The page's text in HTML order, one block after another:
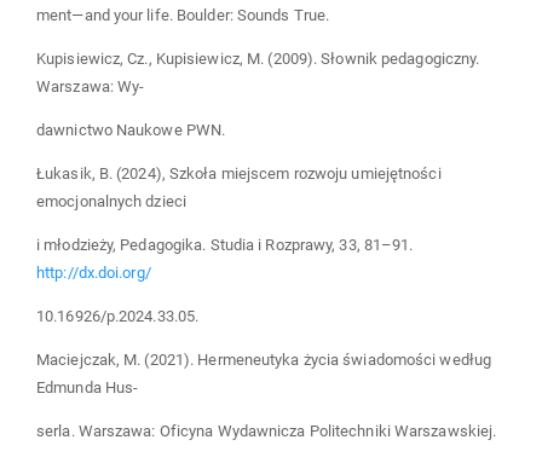
ment—and your life. Boulder: Sounds True.
Kupisiewicz, Cz., Kupisiewicz, M. (2009). Słownik pedagogiczny.
Warszawa: Wy-
dawnictwo Naukowe PWN.
Łukasik, B. (2024), Szkoła miejscem rozwoju umiejętności
emocjonalnych dzieci
i młodzieży, Pedagogika. Studia i Rozprawy, 33, 81–91.
http://dx.doi.org/
10.16926/p.2024.33.05.
Maciejczak, M. (2021). Hermeneutyka życia świadomości według
Edmunda Hus-
serla. Warszawa: Oficyna Wydawnicza Politechniki Warszawskiej.